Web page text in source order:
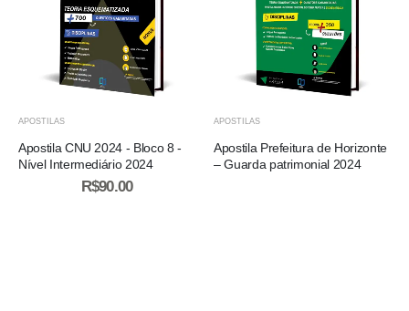
APOSTILAS
Apostila CNU 2024 - Bloco 8 -
Nível Intermediário 2024
R$90.00
APOSTILAS
Apostila Prefeitura de Horizonte
– Guarda patrimonial 2024